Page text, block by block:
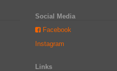
Social Media
Facebook
Instagram
Links